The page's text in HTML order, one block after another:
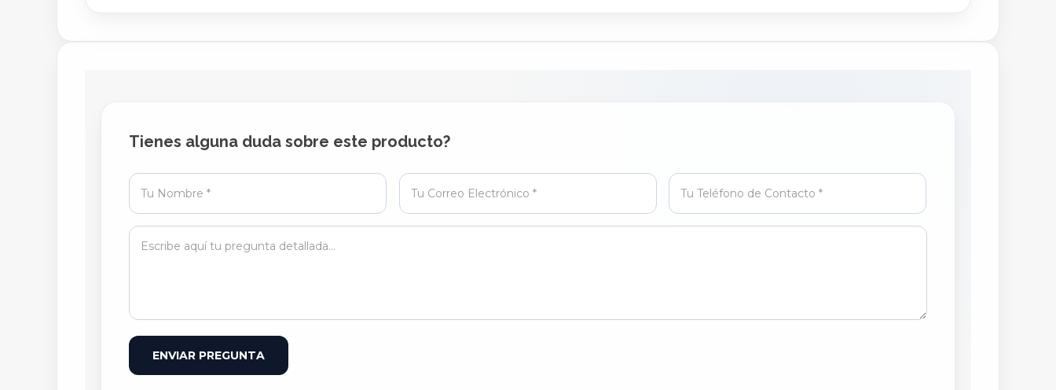
PUBLICAR OPINIÓN
Tienes alguna duda sobre este producto?
ENVIAR PREGUNTA